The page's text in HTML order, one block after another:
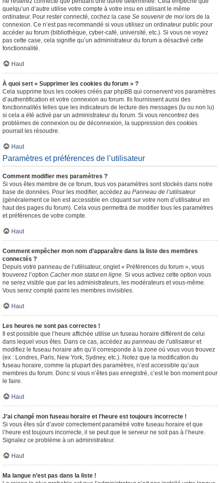
quelqu’un d’autre utilise votre compte à votre insu en utilisant le même
ordinateur. Pour rester connecté, cochez la case Se souvenir de moi lors de la
connexion. Ce n’est pas recommandé si vous utilisez un ordinateur public pour
accéder au forum (bibliothèque, cyber-café, université, etc.). Si vous ne voyez
pas cette case, cela signifie qu’un administrateur du forum a désactivé cette
fonctionnalité.
Haut
À quoi sert « Supprimer les cookies du forum » ?
Cela supprime tous les cookies créés par phpBB qui conservent vos paramètres
d’authentification et votre connexion au forum. Ils fournissent aussi des
fonctionnalités telles que les indicateurs de lecture des messages (lu ou non lu)
si cela a été activé par un administrateur du forum. Si vous rencontrez des
problèmes de connexion ou de déconnexion, la suppression des cookies
pourrait les résoudre.
Haut
Paramètres et préférences de l’utilisateur
Comment modifier mes paramètres ?
Si vous êtes membre de ce forum, tous vos paramètres sont stockés dans notre
base de données. Pour les modifier, accédez au Panneau de l’utilisateur
(généralement ce lien est accessible en cliquant sur votre nom d’utilisateur en
haut des pages du forum). Cela vous permettra de modifier tous les paramètres
et préférences de votre compte.
Haut
Comment empêcher mon nom d’apparaître dans la liste des membres
connectés ?
Depuis votre panneau de l’utilisateur, onglet « Préférences du forum », vous
trouverez l’option Cacher mon statut en ligne. Si vous activez cette option vous
ne serez visible que par les administrateurs, les modérateurs et vous-même.
Vous serez compté parmi les membres invisibles.
Haut
Les heures ne sont pas correctes !
Il est possible que l’heure affichée utilise un fuseau horaire différent de celui
dans lequel vous êtes. Dans ce cas, accédez au panneau de l’utilisateuret
modifiez le fuseau horaire afin qu’il corresponde à la zone où vous vous trouvez
(ex : Londres, Paris, New York, Sydney, etc.). Notez que la modification du
fuseau horaire, comme la plupart des paramètres, n’est accessible qu’aux
membres du forum. Donc si vous n’êtes pas enregistré, c’est le bon moment pour
le faire.
Haut
J’ai changé mon fuseau horaire et l’heure est toujours incorrecte !
Si vous êtes sûr d’avoir correctement paramétré votre fuseau horaire et que
l’heure est toujours incorrecte, il se peut que le serveur ne soit pas à l’heure.
Signalez ce problème à un administrateur.
Haut
Ma langue n’est pas dans la liste !